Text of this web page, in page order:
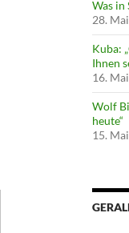
Was in
28.
Kuba:
Ihnen
16.
Wolf
heute“
15.